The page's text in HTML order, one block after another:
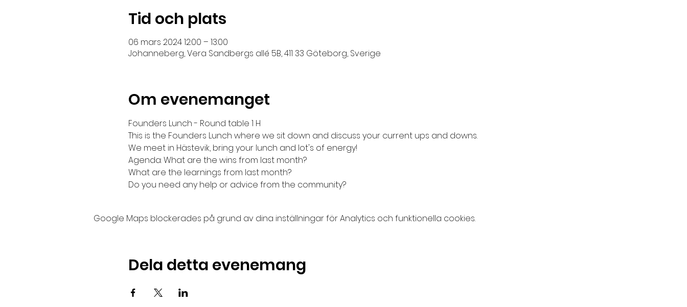
Tid och plats
06 mars 2024 12:00 – 13:00
Johanneberg, Vera Sandbergs allé 5B, 411 33 Göteborg, Sverige
Om evenemanget
Founders Lunch - Round table 1 H
This is the Founders Lunch where we sit down and discuss your current ups and downs.
We meet in Hästevik, bring your lunch and lot's of energy!
Agenda: What are the wins from last month?
What are the learnings from last month?
Do you need any help or advice from the community?
Google Maps blockerades på grund av dina inställningar för Analytics och funktionella cookies.
Dela detta evenemang